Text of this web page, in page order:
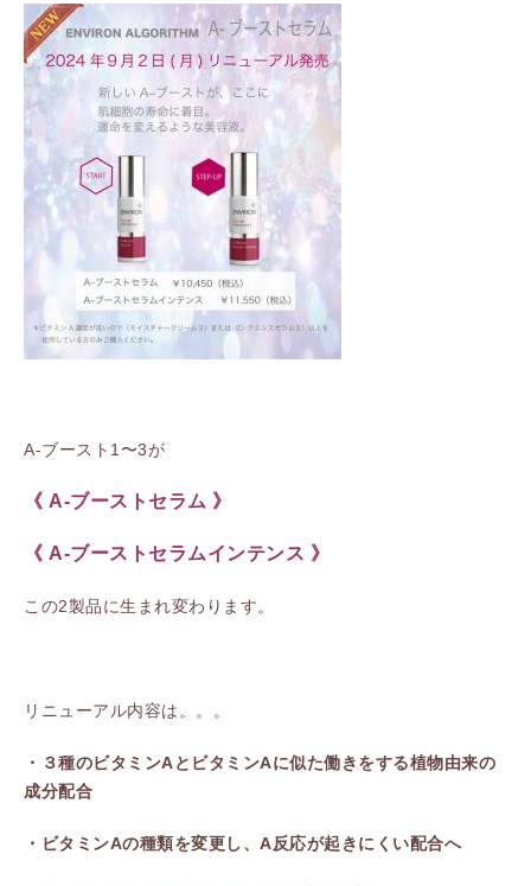
A-ブースト1〜3が
《 A-ブーストセラム 》
《 A-ブーストセラムインテンス 》
この2製品に生まれ変わります。
リニューアル内容は。。。
・ ３種のビタミンAとビタミンAに似た働きをする植物由来の
成分配合
・ビタミンAの種類を変更し、A反応が起きにくい配合へ